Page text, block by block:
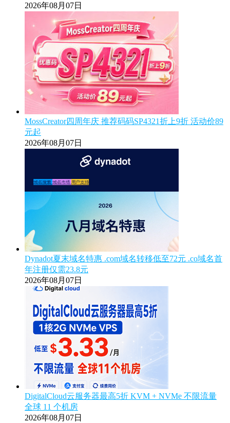
2026年08月07日
MossCreator四周年庆 推荐码码SP4321折上9折 活动价89
元起
2026年08月07日
Dynadot夏末域名特惠 .com域名转移低至72元 .co域名首
年注册仅需23.8元
2026年08月07日
DigitalCloud云服务器最高5折 KVM + NVMe 不限流量
全球 11 个机房
2026年08月07日